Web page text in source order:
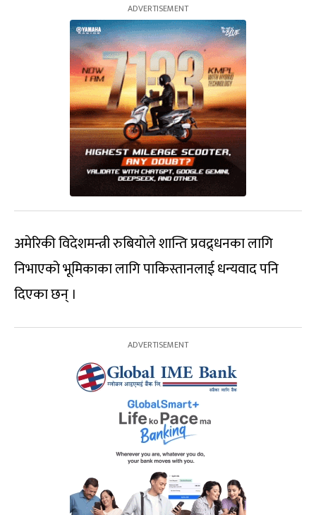
अमेरिकी विदेशमन्त्री रुबियोले शान्ति प्रवद्र्धनका लागि
निभाएको भूमिकाका लागि पाकिस्तानलाई धन्यवाद पनि
दिएका छन् ।